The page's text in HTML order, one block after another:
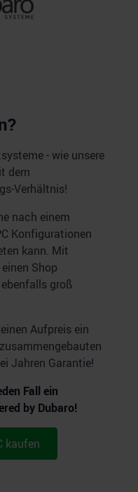
- wie unsere
dem
Verhältnis!
nach einem
Konfigurationen
kann. Mit
Shop
groß
Aufpreis ein
Jahren Garantie!
Fall ein
by Dubaro!
kaufen